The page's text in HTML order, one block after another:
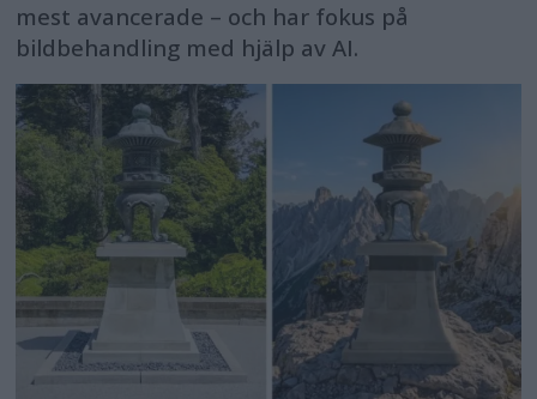
mest avancerade – och har fokus på
bildbehandling med hjälp av AI.